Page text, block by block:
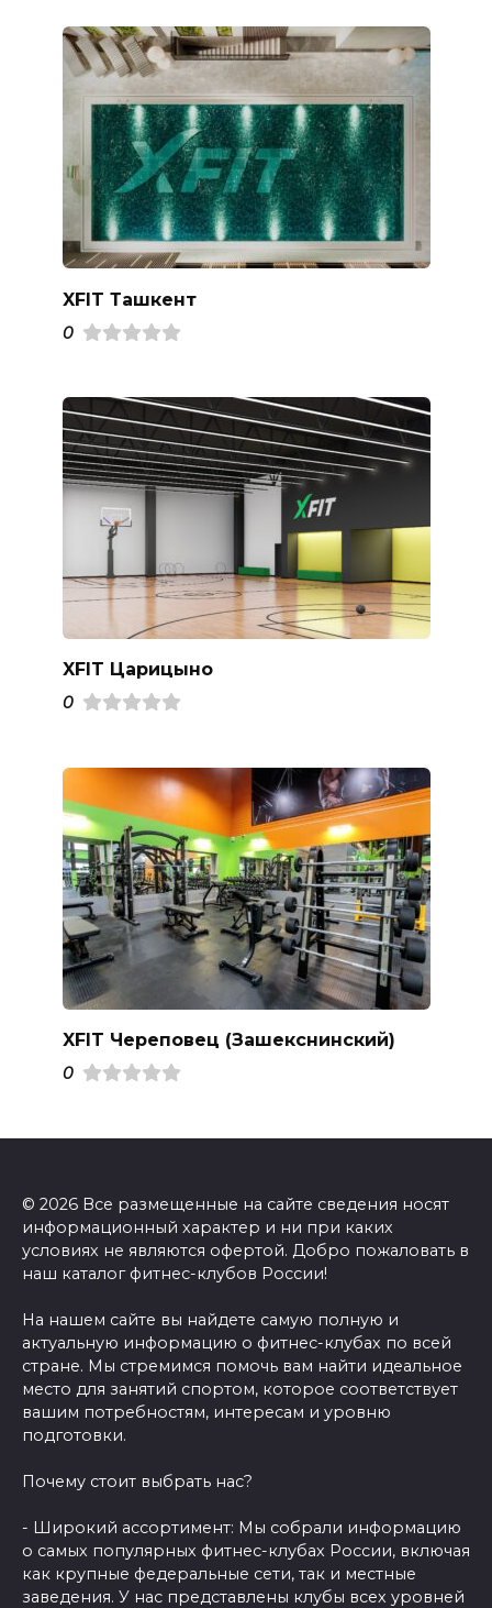
XFIT Ташкент
0
XFIT Царицыно
0
XFIT Череповец (Зашекснинский)
0
© 2026 Все размещенные на сайте сведения носят
информационный характер и ни при каких
условиях не являются офертой. Добро пожаловать в
наш каталог фитнес-клубов России!
На нашем сайте вы найдете самую полную и
актуальную информацию о фитнес-клубах по всей
стране. Мы стремимся помочь вам найти идеальное
место для занятий спортом, которое соответствует
вашим потребностям, интересам и уровню
подготовки.
Почему стоит выбрать нас?
- Широкий ассортимент: Мы собрали информацию
о самых популярных фитнес-клубах России, включая
как крупные федеральные сети, так и местные
заведения. У нас представлены клубы всех уровней